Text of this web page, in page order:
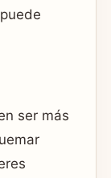
ser más